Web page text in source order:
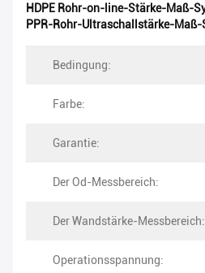
HDPE Rohr-on-line-Stärke-Maß-
PPR-Rohr-Ultraschallstärke-Maß-
Bedingung:
Farbe:
Garantie:
Der Od-Messbereich:
Der Wandstärke-Messbereich:
Operationsspannung: